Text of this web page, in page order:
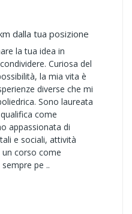
dalla tua posizione
la tua idea in
Curiosa del
la mia vita è
diverse che mi
Sono laureata
come
appassionata di
e sociali, attività
corso come
pe ..